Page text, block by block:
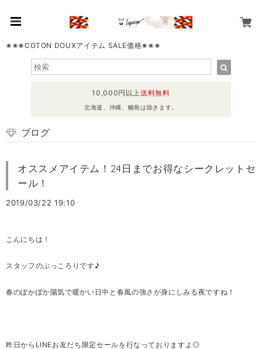
✬✬✬COTON DOUXアイテム SALE価格✬✬✬
10,000円以上送料無料
北海道、沖縄、離島は除きます。
ブログ
オススメアイテム！24日までお得なシークレットセ
ール！
2019/03/22 19:10
こんにちは！
スタッフのぶっころりです♪
春のぽかぽか陽気で暖かい日中と春風の強さが身にしみる夜ですね！
昨日からLINEお友だち限定セールを行なっておりますよ◎